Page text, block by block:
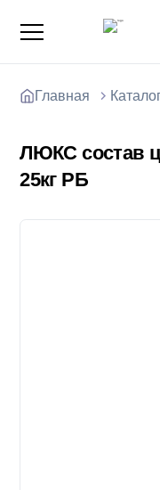
Главная
ЛЮКС состав
25кг РБ